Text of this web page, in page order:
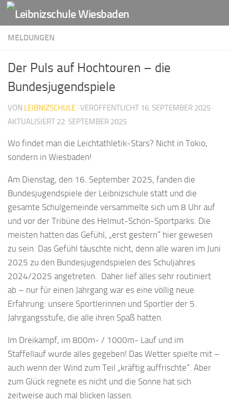
Zum Inhalt springen
MELDUNGEN
Der Puls auf Hochtouren – die
Bundesjugendspiele
VON LEIBNIZSCHULE · VERÖFFENTLICHT 16. SEPTEMBER 2025 ·
AKTUALISIERT 22. SEPTEMBER 2025
Wo findet man die Leichtathletik-Stars? Nicht in Tokio,
sondern in Wiesbaden!
Am Dienstag, den 16. September 2025, fanden die
Bundesjugendspiele der Leibnizschule statt und die
gesamte Schulgemeinde versammelte sich um 8 Uhr auf
und vor der Tribüne des Helmut-Schön-Sportparks. Die
meisten hatten das Gefühl, „erst gestern“ hier gewesen
zu sein. Das Gefühl täuschte nicht, denn alle waren im Juni
2025 zu den Bundesjugendspielen des Schuljahres
2024/2025 angetreten. Daher lief alles sehr routiniert
ab – nur für einen Jahrgang war es eine völlig neue
Erfahrung: unsere Sportlerinnen und Sportler der 5.
Jahrgangsstufe, die alle ihren Spaß hatten.
Im Dreikampf, im 800m- / 1000m- Lauf und im
Staffellauf wurde alles gegeben! Das Wetter spielte mit –
auch wenn der Wind zum Teil „kräftig auffrischte“. Aber
zum Glück regnete es nicht und die Sonne hat sich
zeitweise auch mal blicken lassen.